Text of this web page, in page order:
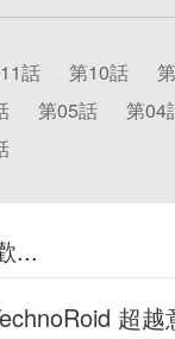
話 第10話
第05話 第04
...
超越